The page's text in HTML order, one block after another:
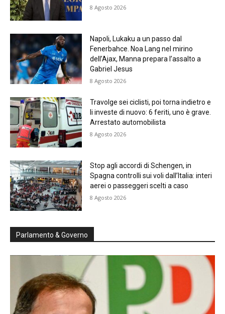
8 Agosto 2026
Napoli, Lukaku a un passo dal
Fenerbahce. Noa Lang nel mirino
dell’Ajax, Manna prepara l’assalto a
Gabriel Jesus
8 Agosto 2026
Travolge sei ciclisti, poi torna indietro e
li investe di nuovo: 6 feriti, uno è grave.
Arrestato automobilista
8 Agosto 2026
Stop agli accordi di Schengen, in
Spagna controlli sui voli dall’Italia: interi
aerei o passeggeri scelti a caso
8 Agosto 2026
Parlamento & Governo